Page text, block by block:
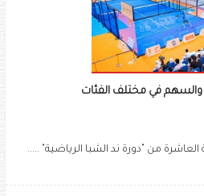
والسهم في مختلف الفئات
من "دورة ند الشبا الرياضية" .....